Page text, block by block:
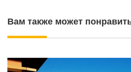
Вам также может